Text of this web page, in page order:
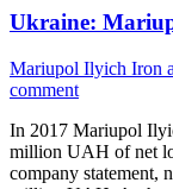
Ukraine:
Mariupol Ilyich Iron
comment
In 2017 Mariupol
million UAH of net
company statement,